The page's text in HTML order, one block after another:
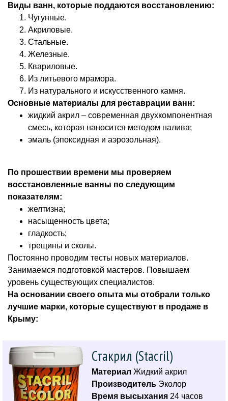
Виды ванн, которые поддаются восстановлению:
Чугунные.
Акриловые.
Стальные.
Железные.
Квариловые.
Из литьевого мрамора.
Из натурального и искусственного камня.
Основные материалы для реставрации ванн:
жидкий акрил – современная двухкомпонентная
смесь, которая наносится методом налива;
эмаль (эпоксидная и аэрозольная).
По прошествии времени мы проверяем
восстановленные ванны по следующим
показателям:
желтизна;
насыщенность цвета;
гладкость;
трещины и сколы.
Постоянно проводим тесты новых материалов.
Занимаемся подготовкой мастеров. Повышаем
уровень существующих специалистов.
На основании своего опыта мы отобрали только
лучшие марки, которые существуют в продаже в
Крыму:
Стакрил (Stacril)
Материал Жидкий акрил
Производитель Эколор
Время высыхания 24 часов